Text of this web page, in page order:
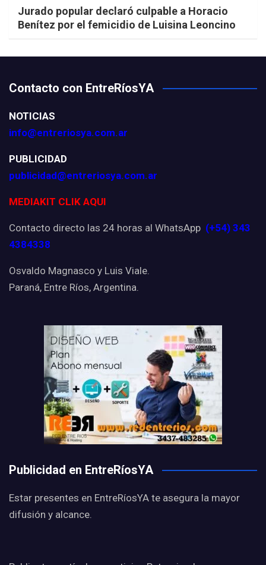
Jurado popular declaró culpable a Horacio
Benítez por el femicidio de Luisina Leoncino
Contacto con EntreRíosYA
NOTICIAS
info@entreriosya.com.ar
PUBLICIDAD
publicidad@entreriosya.com.ar
MEDIAKIT CLIK AQUI
Contacto directo las 24 horas al WhatsApp (+54) 343
4384338
Osvaldo Magnasco y Luis Viale.
Paraná, Entre Ríos, Argentina.
Publicidad en EntreRíosYA
Estar presentes en EntreRíosYA te asegura la mayor
difusión y alcance.